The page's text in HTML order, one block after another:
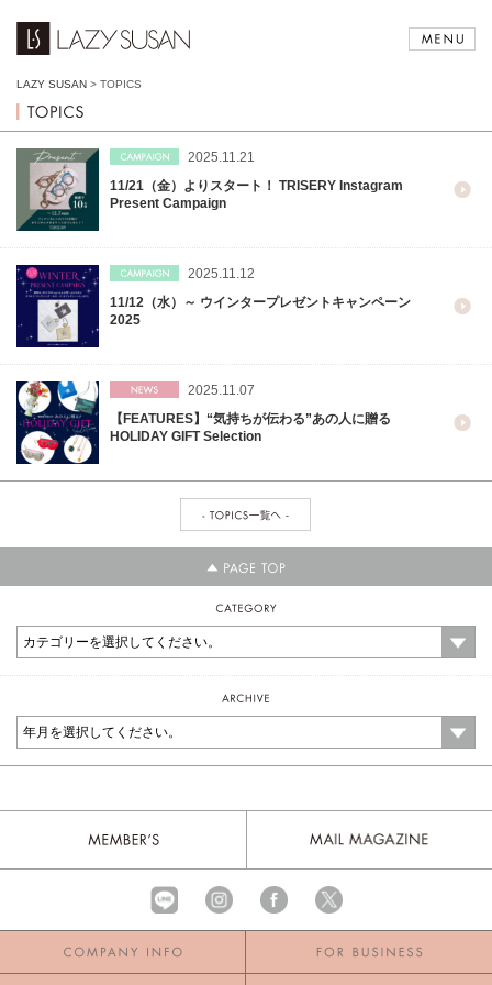
LAZY SUSAN > TOPICS
2025.11.21
11/21（金）よりスタート！ TRISERY Instagram
Present Campaign
2025.11.12
11/12（水）～ ウインタープレゼントキャンペーン
2025
2025.11.07
【FEATURES】“気持ちが伝わる”あの人に贈る
HOLIDAY GIFT Selection